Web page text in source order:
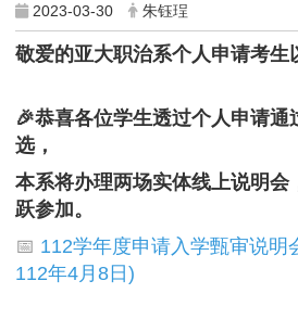
2023-03-30 朱钰珵
敬爱的亚大职治系个人申请考生
🎉恭喜各位学生透过个人申请通
选，
本系将办理两场实体线上说明会
跃参加。
📅 112学年度申请入学甄审说明
112年4月8日)